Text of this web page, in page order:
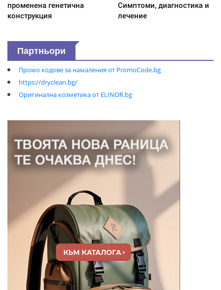
променена генетична
конструкция
Симптоми, диагностика и
лечение
Партньори
Промо кодове за намаления от PromoCode.bg
https://dryclean.bg/
Оригинална козметика от ELINOR.bg